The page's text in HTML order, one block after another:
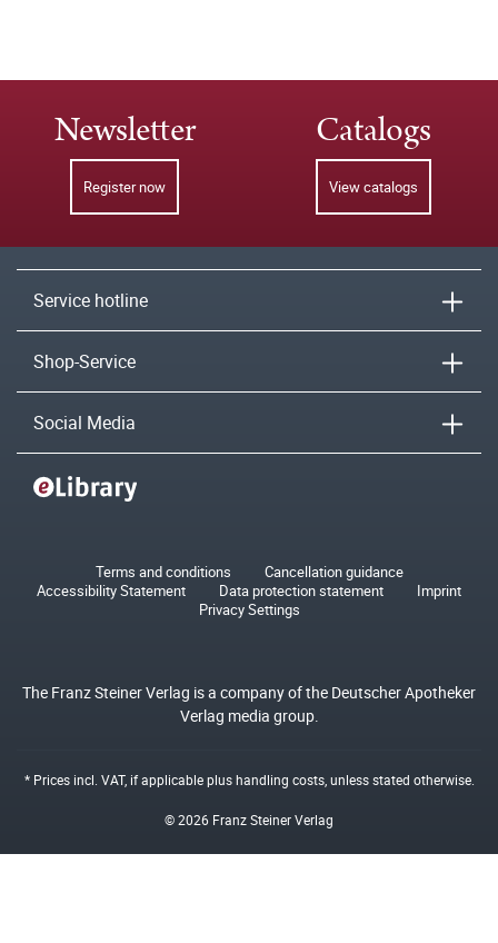
Newsletter
Register now
Catalogs
View catalogs
Service hotline
Shop-Service
Social Media
Terms and conditions
Cancellation guidance
Accessibility Statement
Data protection statement
Imprint
Privacy Settings
The Franz Steiner Verlag is a company of the Deutscher Apotheker
Verlag media group.
* Prices incl. VAT, if applicable plushandling costs, unless stated otherwise.
© 2026 Franz Steiner Verlag